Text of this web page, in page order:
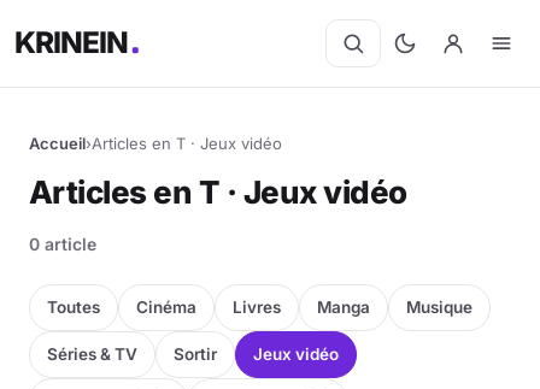
KRINEIN
Cinéma
Séries
Manga
BD
Accueil›Articles en T · Jeux vidéo
Articles en T · Jeux vidéo
0 article
Toutes Cinéma Livres Manga Musique
Séries & TV Sortir Jeux vidéo